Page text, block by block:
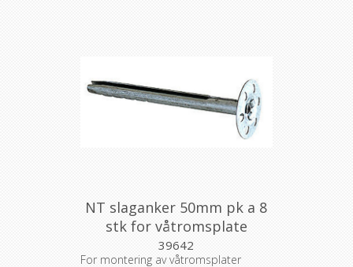
NT slaganker 50mm pk a 8
stk for våtromsplate
39642
For montering av våtromsplater